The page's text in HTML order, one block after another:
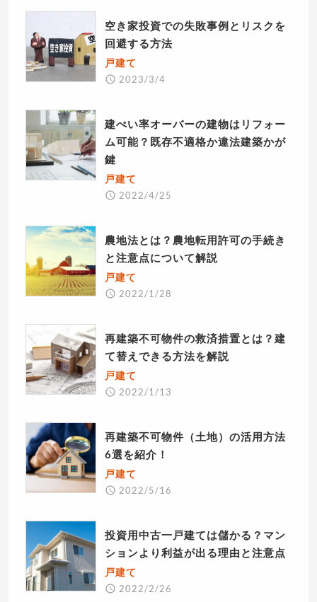
空き家投資での失敗事例とリスクを
回避する方法
戸建て
2023/3/4
建ぺい率オーバーの建物はリフォー
ム可能？既存不適格か違法建築かが
鍵
戸建て
2022/4/25
農地法とは？農地転用許可の手続き
と注意点について解説
戸建て
2022/1/28
再建築不可物件の救済措置とは？建
て替えできる方法を解説
戸建て
2022/1/13
再建築不可物件（土地）の活用方法
6選を紹介！
戸建て
2022/5/16
投資用中古一戸建ては儲かる？マン
ションより利益が出る理由と注意点
戸建て
2022/2/26